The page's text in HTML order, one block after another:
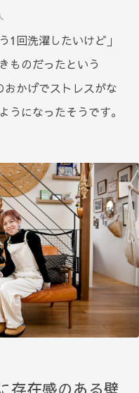
1回洗濯したいけど」
ものだったという
かげでストレスがな
うになったそうです。
存在感のある壁